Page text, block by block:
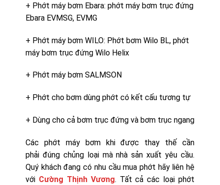
+ Phớt máy bơm Ebara: phớt máy bơm trục đứng
Ebara EVMSG, EVMG
+ Phớt máy bơm WILO: Phớt bơm Wilo BL, phớt
máy bơm trục đứng Wilo Helix
+ Phớt máy bơm SALMSON
+ Phớt cho bơm dùng phớt có kết cấu tương tự
+ Dùng cho cả bơm trục đứng và bơm trục ngang
Các phớt máy bơm khi được thay thế cần
phải đúng chủng loại mà nhà sản xuất yêu cầu.
Quý khách đang có nhu cầu mua phớt hãy liên hệ
với Cường Thịnh Vương. Tất cả các loại phớt